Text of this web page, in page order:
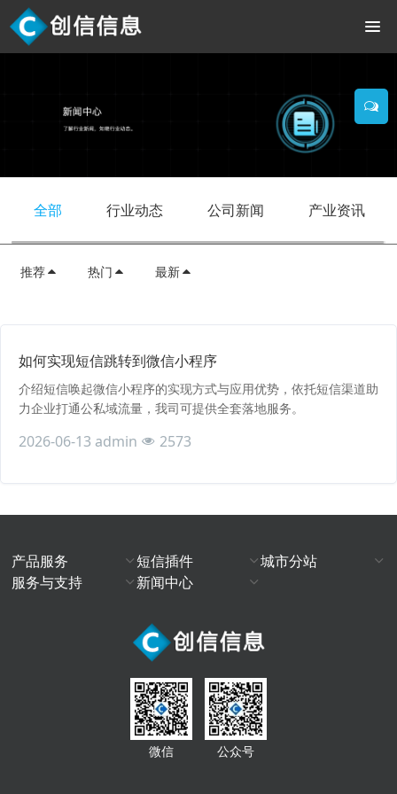
全部 行业动态 公司新闻 产业资讯
推荐 热门 最新
如何实现短信跳转到微信小程序
介绍短信唤起微信小程序的实现方式与应用优势，依托短信渠道助
力企业打通公私域流量，我司可提供全套落地服务。
2026-06-13 admin 2573
产品服务 短信插件
城市分站
服务与支持
新闻中心
微信 公众号